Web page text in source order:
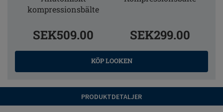
kompressionsbälte
SEK509.00 SEK299.00
KÖP LOOKEN
PRODUKTDETALJER